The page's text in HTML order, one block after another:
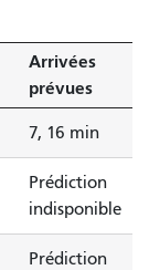
Arrivées
prévues
7, 16 min
Prédiction
indisponible
Prédiction